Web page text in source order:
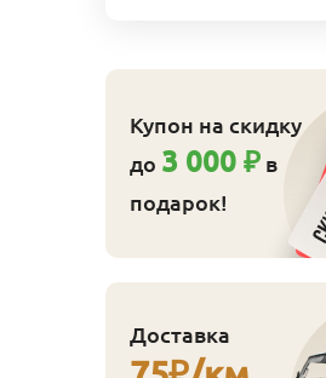
0,125 л 8521
Биофа
1
Купон на скидку
до 3 000 ₽ в
подарок!
Доставка